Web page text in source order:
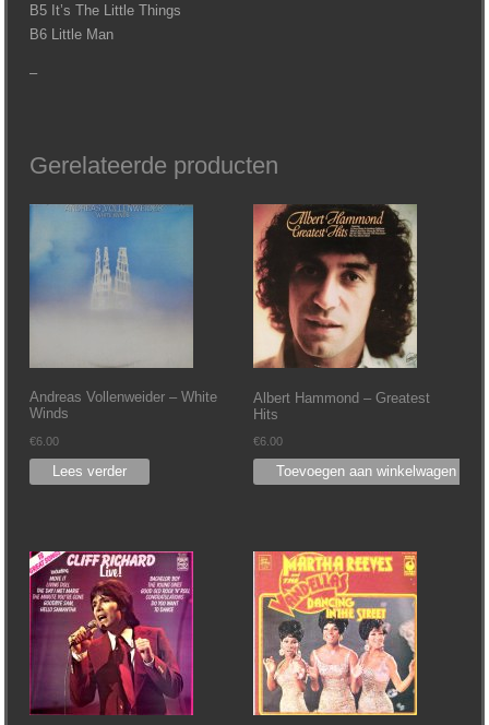
B5 It’s The Little Things
B6 Little Man
–
Gerelateerde producten
Andreas Vollenweider – White
Winds
€6.00
Lees verder
Albert Hammond – Greatest
Hits
€6.00
Toevoegen aan winkelwagen